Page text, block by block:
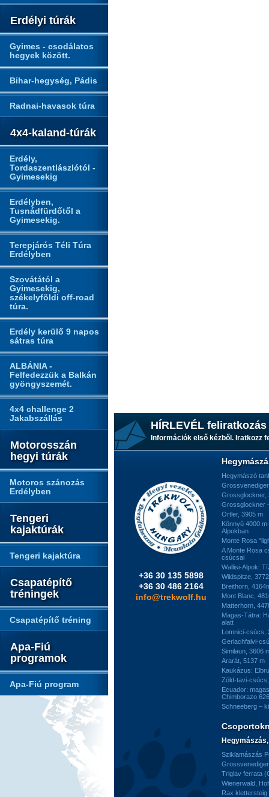
Erdélyi túrák
Gyimes - csodálatos
hegyek között.
Bihar-hegység, Pádis
Radnai-havasok túra
4x4-kaland-túrák
Erdély,
Tordaszentlászlótól -
Gyimesekig
Erdélyben,
Tusnádfürdőtől a
Gyimesekig.
Terepjárós Téli Túra
Erdélyben
Szovátától a
Gyimesekig,
székelyföldi off-road
túra.
Erdély kerülő 9 napos
sátras túra
ALBÁNIA -
Felfedezzük a Balkán
gyöngyszemét.
4x4 challenge 2
Jakabszállás
Motorosszán
hegyi túrák
Motoros szánozás
Erdélyben
Tengeri
kajaktúrák
Tengeri kajaktúra
Csapatépítő
tréningek
Csapatépítő tréning
Apa-Fiú
programok
Apa-Fiú program
HÍRLEVÉL feliratkozás
Információk első kézből. Iratkozz
+36 30 135 5898
+36 30 486 2164
info@trekwolf.hu
Hegymászó
Grossglockner,
Grossglockner
Ortler, 3905 m
Könnyű 4000
Alpokban
Monte Rosa
A Monte Rosa
csúcsai
Wallisi-Alpok:
Wildspitze,
Breithorn,
Mont Blanc,
Matterhorn,
Magas-Tátra:
alatt
Lomnici-csúcs,
Gerlachfalvi-
Similaun, 3606
Ararát, 5137 m
Kaukázus:
Zöld-tavi-
Ecuador:
Chimborazo
Schneeberg –
Sziklamászás
Triglav ferrata
Wienerwald,
Rax